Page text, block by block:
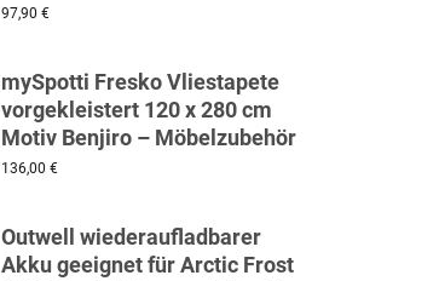
97,90 €
mySpotti Fresko Vliestapete
vorgekleistert 120 x 280 cm
Motiv Benjiro – Möbelzubehör
136,00 €
Outwell wiederaufladbarer
Akku geeignet für Arctic Frost